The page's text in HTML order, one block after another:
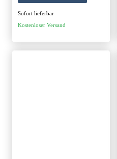
Sofort lieferbar
Kostenloser Versand